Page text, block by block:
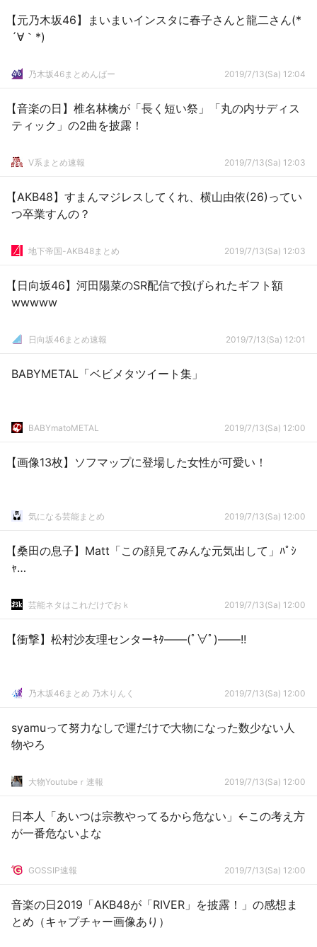
【元乃木坂46】まいまいインスタに春子さんと龍二さん(*
´∀｀*)
乃木坂46まとめんばー 2019/7/13(Sa) 12:04
【音楽の日】椎名林檎が「長く短い祭」「丸の内サディス
ティック」の2曲を披露！
V系まとめ速報 2019/7/13(Sa) 12:03
【AKB48】すまんマジレスしてくれ、横山由依(26)ってい
つ卒業すんの？
地下帝国-AKB48まとめ 2019/7/13(Sa) 12:03
【日向坂46】河田陽菜のSR配信で投げられたギフト額
wwwww
日向坂46まとめ速報 2019/7/13(Sa) 12:01
BABYMETAL「ベビメタツイート集」
BABYmatoMETAL 2019/7/13(Sa) 12:00
【画像13枚】ソフマップに登場した女性が可愛い！
気になる芸能まとめ 2019/7/13(Sa) 12:00
【桑田の息子】Matt「この顔見てみんな元気出して」ﾊﾟｼ
ｬ…
芸能ネタはこれだけでおｋ 2019/7/13(Sa) 12:00
【衝撃】松村沙友理センターｷﾀ――(ﾟ∀ﾟ)――!!
乃木坂46まとめ 乃木りんく 2019/7/13(Sa) 12:00
syamuって努力なしで運だけで大物になった数少ない人
物やろ
大物Youtubeｒ速報 2019/7/13(Sa) 12:00
日本人「あいつは宗教やってるから危ない」←この考え方
が一番危ないよな
GOSSIP速報 2019/7/13(Sa) 12:00
音楽の日2019「AKB48が「RIVER」を披露！」の感想ま
とめ（キャプチャー画像あり）